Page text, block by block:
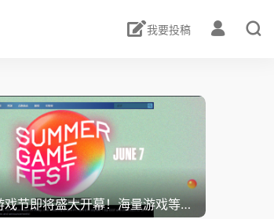
我要投稿
Steam夏日游戏节即将盛大开幕！海量游戏等你来体验！